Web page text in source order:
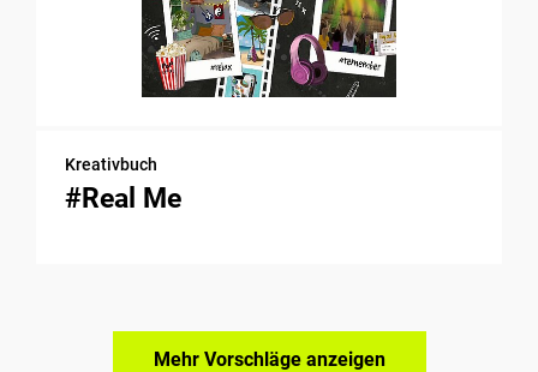
Kreativbuch
#Real Me
Mehr Vorschläge anzeigen